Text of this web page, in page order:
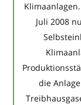
Juli 2008
die